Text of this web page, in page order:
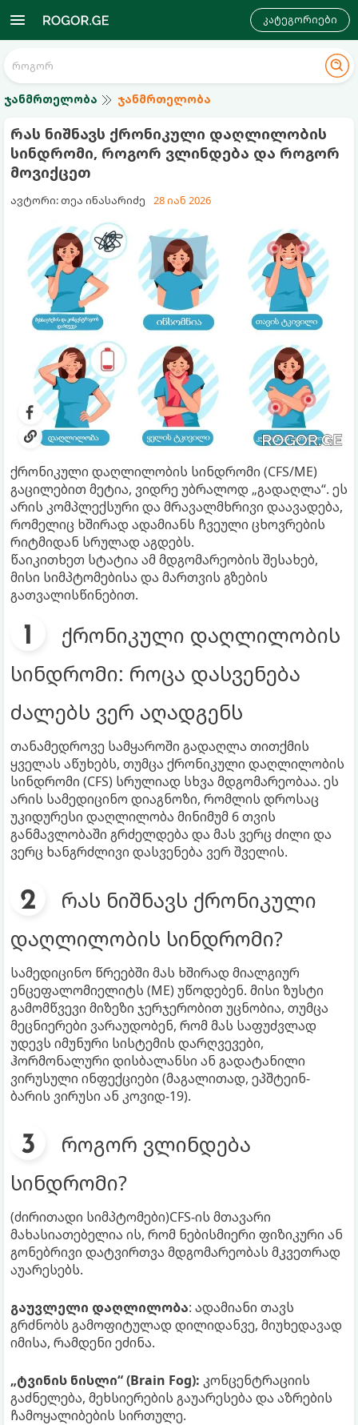
კატეგორიები
ჯანმრთელობა ჯანმრთელობა
რას ნიშნავს ქრონიკული დაღლილობის
სინდრომი, როგორ ვლინდება და როგორ
მოვიქცეთ
ავტორი: თეა ინასარიძე 28 იან 2026
ქრონიკული დაღლილობის სინდრომი (CFS/ME)
გაცილებით მეტია, ვიდრე უბრალოდ „გადაღლა“. ეს
არის კომპლექსური და მრავალმხრივი დაავადება,
რომელიც ხშირად ადამიანს ჩვეული ცხოვრების
რიტმიდან სრულად აგდებს.
წაიკითხეთ სტატია ამ მდგომარეობის შესახებ,
მისი სიმპტომებისა და მართვის გზების
გათვალისწინებით.
ქრონიკული დაღლილობის
სინდრომი: როცა დასვენება
ძალებს ვერ აღადგენს
თანამედროვე სამყაროში გადაღლა თითქმის
ყველას აწუხებს, თუმცა ქრონიკული დაღლილობის
სინდრომი (CFS) სრულიად სხვა მდგომარეობაა. ეს
არის სამედიცინო დიაგნოზი, რომლის დროსაც
უკიდურესი დაღლილობა მინიმუმ 6 თვის
განმავლობაში გრძელდება და მას ვერც ძილი და
ვერც ხანგრძლივი დასვენება ვერ შველის.
რას ნიშნავს ქრონიკული
დაღლილობის სინდრომი?
სამედიცინო წრეებში მას ხშირად მიალგიურ
ენცეფალომიელიტს (ME) უწოდებენ. მისი ზუსტი
გამომწვევი მიზეზი ჯერჯერობით უცნობია, თუმცა
მეცნიერები ვარაუდობენ, რომ მას საფუძვლად
უდევს იმუნური სისტემის დარღვევები,
ჰორმონალური დისბალანსი ან გადატანილი
ვირუსული ინფექციები (მაგალითად, ეპშტეინ-
ბარის ვირუსი ან კოვიდ-19).
როგორ ვლინდება
სინდრომი?
(ძირითადი სიმპტომები)CFS-ის მთავარი
მახასიათებელია ის, რომ ნებისმიერი ფიზიკური ან
გონებრივი დატვირთვა მდგომარეობას მკვეთრად
აუარესებს.
გაუვლელი დაღლილობა: ადამიანი თავს
გრძნობს გამოფიტულად დილიდანვე, მიუხედავად
იმისა, რამდენი ეძინა.
„ტვინის ნისლი“ (Brain Fog): კონცენტრაციის
გაძნელება, მეხსიერების გაუარესება და აზრების
ჩამოყალიბების სირთულე.